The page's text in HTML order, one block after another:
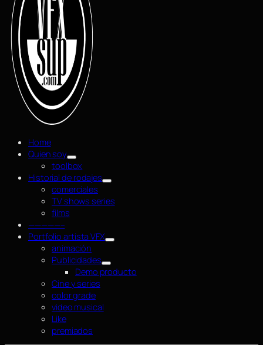
Home
Quien soy
toolbox
Historial de rodajes
comerciales
TV shows series
films
—————–
Portfolio artista VFX
animación
Publicidades
Demo producto
Cine y series
color grade
video musical
Like
premiados